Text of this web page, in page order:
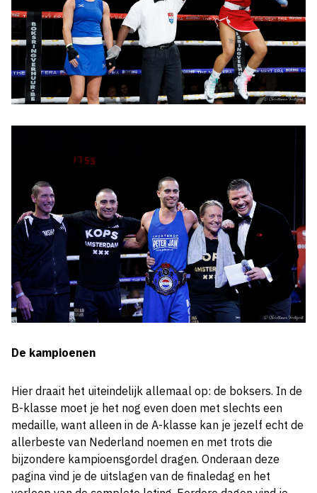
De kampioenen
Hier draait het uiteindelijk allemaal op: de boksers. In de
B-klasse moet je het nog even doen met slechts een
medaille, want alleen in de A-klasse kan je jezelf echt de
allerbeste van Nederland noemen en met trots die
bijzondere kampioensgordel dragen. Onderaan deze
pagina vind je de uitslagen van de finaledag en het